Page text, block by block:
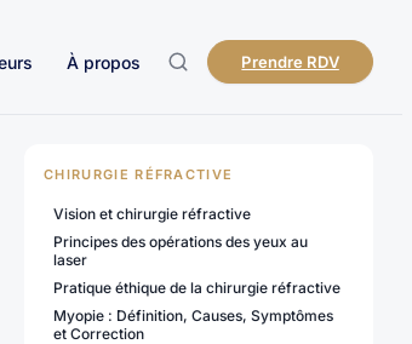
À propos Prendre RDV
CHIRURGIE RÉFRACTIVE
Vision et chirurgie réfractive
Principes des opérations des yeux au
laser
Pratique éthique de la chirurgie réfractive
Myopie : Définition, Causes, Symptômes
et Correction